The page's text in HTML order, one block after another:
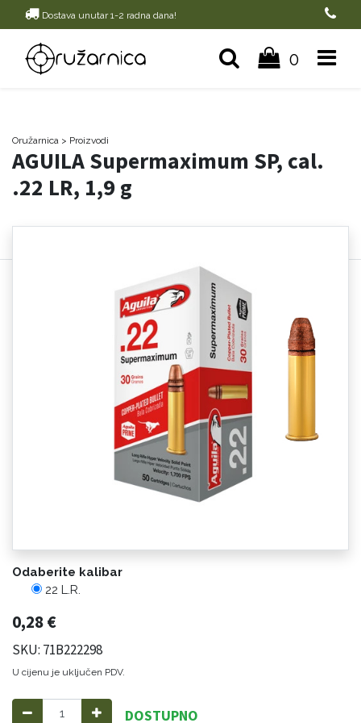
Dostava unutar 1-2 radna dana!
0
Oružarnica > Proizvodi
AGUILA Supermaximum SP, cal.
.22 LR, 1,9 g
Odaberite kalibar
22 L.R.
0,28€
SKU: 71B222298
U cijenu je uključen PDV.
DOSTUPNO